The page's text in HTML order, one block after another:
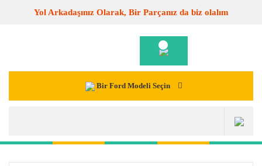
Yol Arkadaşınız Olarak, Bir Parçanız da biz olalım
Bir Ford Modeli Seçin